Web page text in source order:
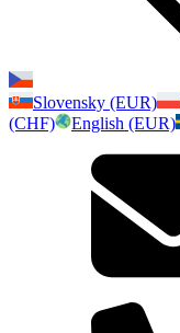
Slovensky (EUR)
(CHF)
English (EUR)